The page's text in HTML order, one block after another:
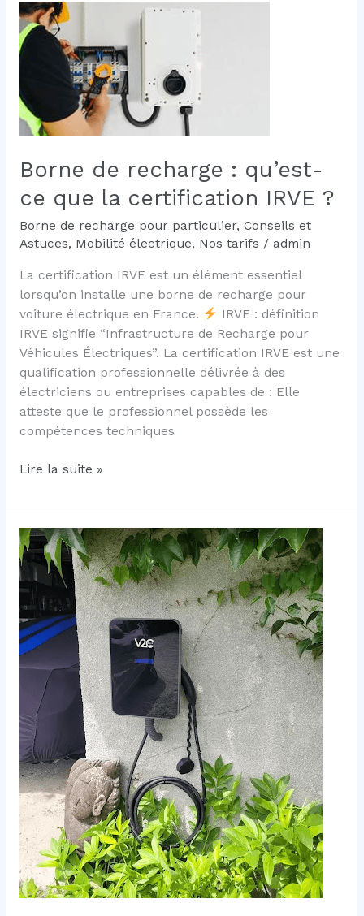
recharge
proche
de
avec
la
société
hauts
de
Borne de recharge : qu’est-
ce que la certification IRVE ?
Borne de recharge pour particulier, Conseils et
Astuces, Mobilité électrique, Nos tarifs / admin
La certification IRVE est un élément essentiel
lorsqu’on installe une borne de recharge pour
voiture électrique en France.
IRVE : définition
IRVE signifie “Infrastructure de Recharge pour
Véhicules Électriques”. La certification IRVE est une
qualification professionnelle délivrée à des
électriciens ou entreprises capables de : Elle
atteste que le professionnel possède les
compétences techniques
Borne
recharge
:
qu’est-
ce
que
la
certification
IRVE
?
Lire la suite »